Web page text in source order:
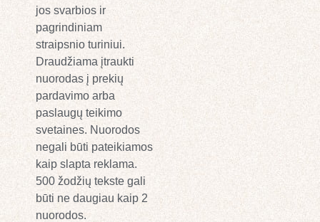
jos svarbios ir
pagrindiniam
straipsnio turiniui.
Draudžiama įtraukti
nuorodas į prekių
pardavimo arba
paslaugų teikimo
svetaines. Nuorodos
negali būti pateikiamos
kaip slapta reklama.
500 žodžių tekste gali
būti ne daugiau kaip 2
nuorodos.